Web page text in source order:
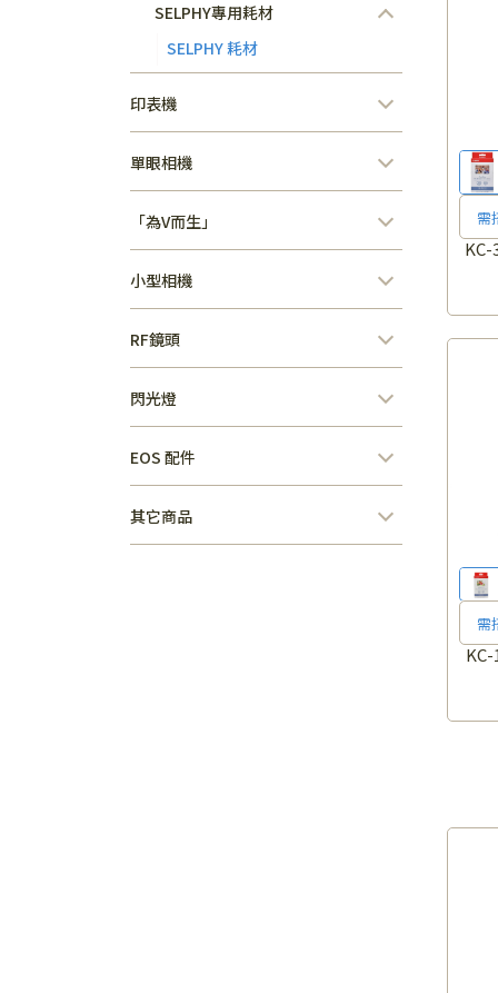
SELPHY專用耗材
SELPHY 耗材
印表機
單眼相機
「為V而生」
小型相機
RF鏡頭
閃光燈
EOS 配件
其它商品
需
需